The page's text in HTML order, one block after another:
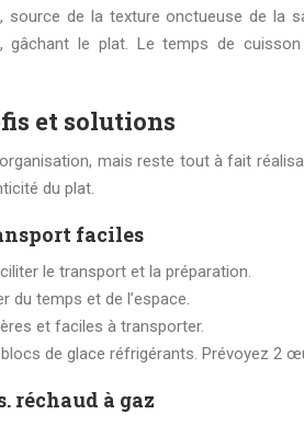
source de la texture onctueuse de la
le plat. Le temps de
et solutions
mais reste tout à fait
du plat.
faciles
le transport et la préparation.
du temps et de l’espace.
et faciles à transporter.
de glace réfrigérants. Prévoyez 2
réchaud à gaz